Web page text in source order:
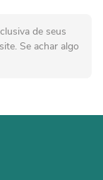
de seus
Se achar algo